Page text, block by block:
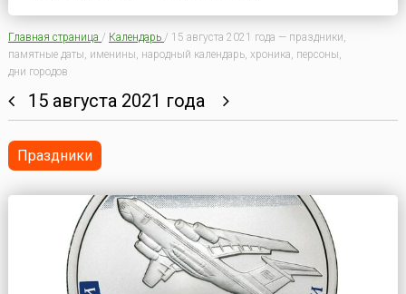
Главная страница / Календарь / 15 августа 2021 года — праздники,
памятные даты, именины, народный календарь, хроника, персоны,
дни городов
15 августа 2021 года
Праздники